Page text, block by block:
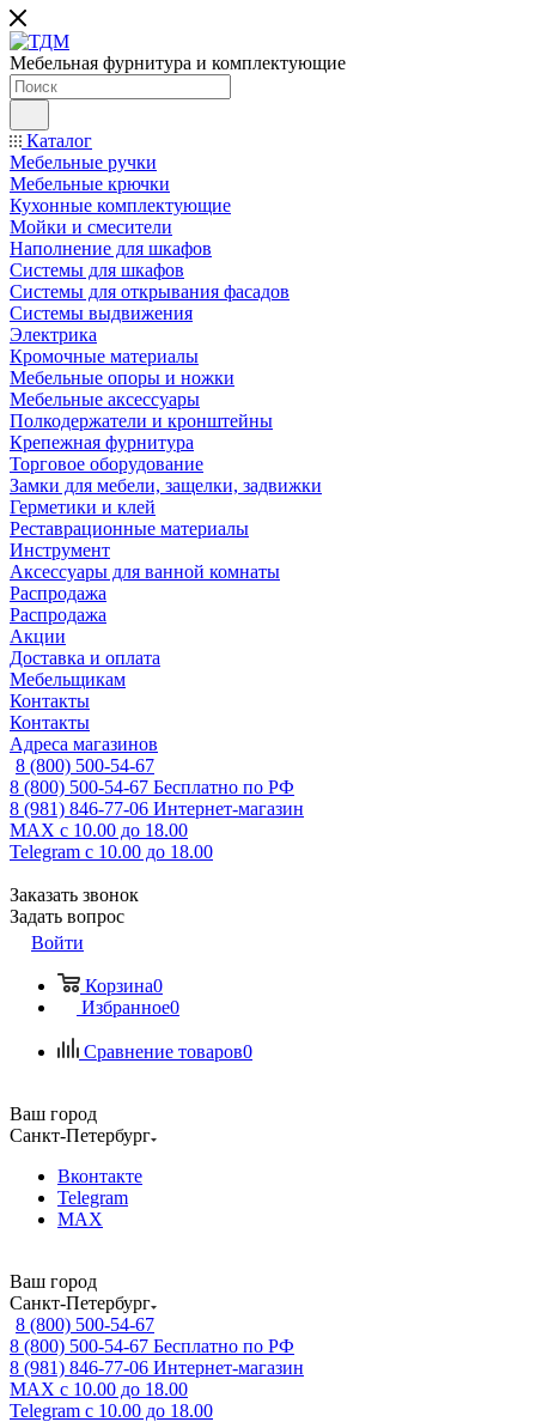
Мебельная фурнитура и комплектующие
Каталог
Мебельные ручки
Мебельные крючки
Кухонные комплектующие
Мойки и смесители
Наполнение для шкафов
Cистемы для шкафов
Системы для открывания фасадов
Системы выдвижения
Электрика
Кромочные материалы
Мебельные опоры и ножки
Мебельные аксессуары
Полкодержатели и кронштейны
Крепежная фурнитура
Торговое оборудование
Замки для мебели, защелки, задвижки
Герметики и клей
Реставрационные материалы
Инструмент
Аксессуары для ванной комнаты
Распродажа
Распродажа
Акции
Доставка и оплата
Мебельщикам
Контакты
Контакты
Адреса магазинов
8 (800) 500-54-67
8 (800) 500-54-67 Бесплатно по РФ
8 (981) 846-77-06 Интернет-магазин
MAX с 10.00 до 18.00
Telegram с 10.00 до 18.00
Заказать звонок
Задать вопрос
Войти
Корзина0
Избранное0
Сравнение товаров0
Ваш город
Санкт-Петербург
Вконтакте
Telegram
MAX
Ваш город
Санкт-Петербург
8 (800) 500-54-67
8 (800) 500-54-67 Бесплатно по РФ
8 (981) 846-77-06 Интернет-магазин
MAX с 10.00 до 18.00
Telegram с 10.00 до 18.00